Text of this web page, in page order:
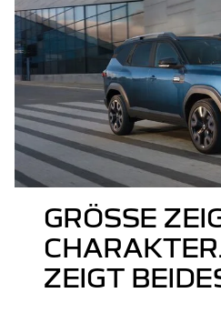
GRÖSSE
HARAKTER.
EIGT BEIDES